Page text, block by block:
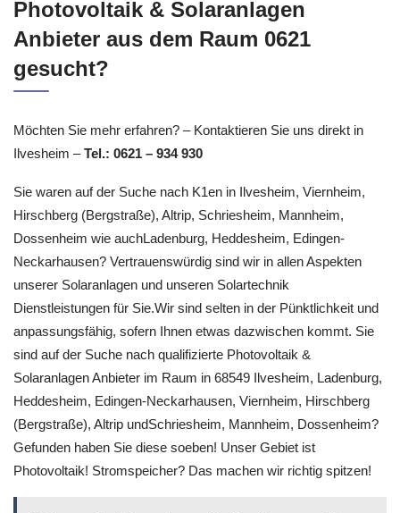
Photovoltaik & Solaranlagen
Anbieter aus dem Raum 0621
gesucht?
Möchten Sie mehr erfahren? – Kontaktieren Sie uns direkt in
Ilvesheim –Tel.: 0621 – 934 930
Sie waren auf der Suche nach K1en in Ilvesheim, Viernheim,
Hirschberg (Bergstraße), Altrip, Schriesheim, Mannheim,
Dossenheim wie auchLadenburg, Heddesheim, Edingen-
Neckarhausen? Vertrauenswürdig sind wir in allen Aspekten
unserer Solaranlagen und unseren Solartechnik
Dienstleistungen für Sie.Wir sind selten in der Pünktlichkeit und
anpassungsfähig, sofern Ihnen etwas dazwischen kommt. Sie
sind auf der Suche nach qualifizierte Photovoltaik &
Solaranlagen Anbieter im Raum in 68549 Ilvesheim, Ladenburg,
Heddesheim, Edingen-Neckarhausen, Viernheim, Hirschberg
(Bergstraße), Altrip undSchriesheim, Mannheim, Dossenheim?
Gefunden haben Sie diese soeben! Unser Gebiet ist
Photovoltaik! Stromspeicher? Das machen wir richtig spitzen!